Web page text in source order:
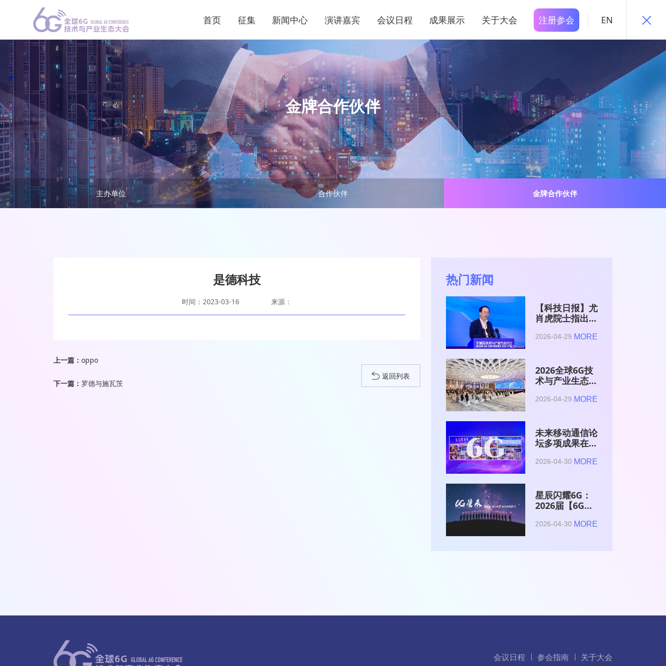
首页 征集 新闻中心 演讲嘉宾 会议日程 成果展示 关于大会 注册参会 EN
主办单位 合作伙伴 金牌合作伙伴
金牌合作伙伴
是德科技
时间：2023-03-16 来源：
上一篇： oppo
下一篇： 罗德与施瓦茨
返回列表
热门新闻
【科技日报】尤
肖虎院士指出
是赋能AI的发
2026-04-29 MORE
2026全球6G技
术与产业生态大
2026-04-29 MORE
未来移动通信论
坛多项成果在
术与产业生态大
2026-04-30 MORE
星辰闪耀6G：
2026届【6G星
与博士获颁证书
2026-04-30 MORE
会议日程 参会指南 关于大会